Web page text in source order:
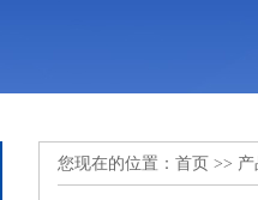
您现在的位置： 首页 >>